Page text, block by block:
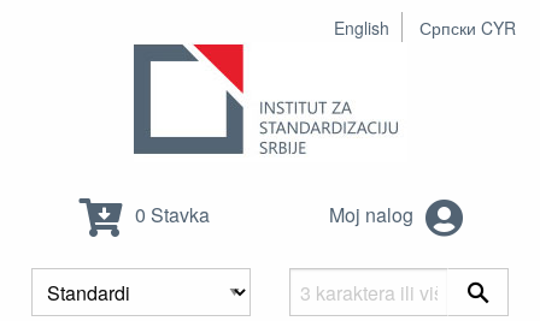
English Српски CYR
0 Stavka Moj nalog